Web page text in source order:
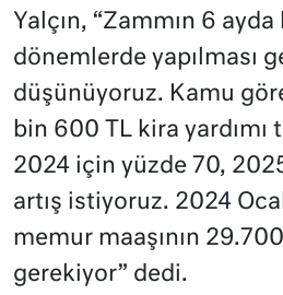
Yalçın, “Zammın 6
dönemlerde yapılması
düşünüyoruz. Kamu
bin 600 TL kira yardımı
2024 için yüzde 70,
artış istiyoruz. 2024
memur maaşının
gerekiyor” dedi.